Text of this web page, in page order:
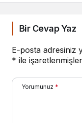
Bir Cevap Yaz
E-posta adresiniz
* ile
Yorumunuz *